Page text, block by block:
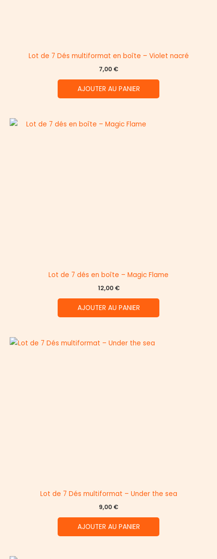
Lot de 7 Dés multiformat en boîte – Violet nacré
7,00 €
AJOUTER AU PANIER
Lot de 7 dés en boîte – Magic Flame
12,00 €
AJOUTER AU PANIER
Lot de 7 Dés multiformat – Under the sea
9,00 €
AJOUTER AU PANIER